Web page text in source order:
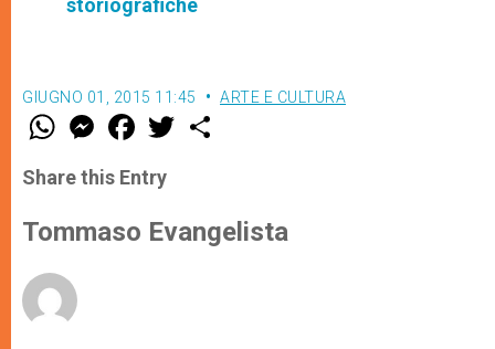
storiografiche
GIUGNO 01, 2015 11:45 ARTE E CULTURA
W
t
s
p
p
M
e
s
e
g
e
F
a
e
b
k
w
r
Share this Entry
Tommaso Evangelista